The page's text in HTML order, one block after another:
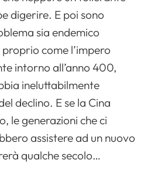
digerire. E poi sono
sia endemico
proprio come l’impero
intorno all’anno 400,
ineluttabilmente
declino. E se la Cina
le generazioni che ci
assistere ad un nuovo
qualche secolo…